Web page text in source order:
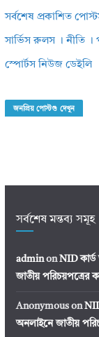
সর্বশেষ প্রকাশিত
সার্ভিস রুলস । নীতি ।
স্পোর্টস নিউজ ডেইলি
জনপ্রিয় পোস্টগু দেখুন
সর্বশেষ মন্তব্য সমূহ
adminonNID
জাতীয় পরিচয়পত্রের
Anonymouson
অনলাইনে জাতীয়